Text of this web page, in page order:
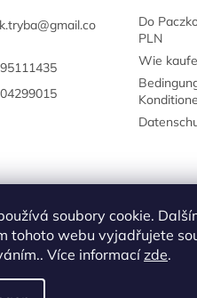
soubory cookie.
tohoto webu vyjadřujete
Více informacízde.
@gmail.co
Do
PLN
Wie